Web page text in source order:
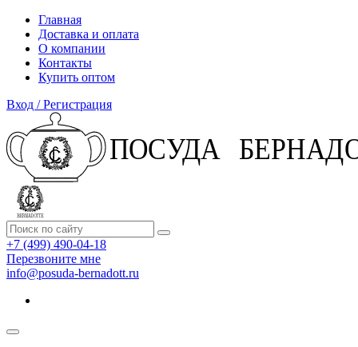
Главная
Доставка и оплата
О компании
Контакты
Купить оптом
Вход / Регистрация
+7 (499) 490-04-18
Перезвоните мне
info@posuda-bernadott.ru